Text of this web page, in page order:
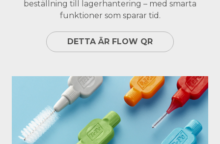
beställning till lagerhantering – med smarta
funktioner som sparar tid.
DETTA ÄR FLOW QR